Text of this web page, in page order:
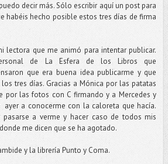
decir más. Sólo escribir aquí un post para
habéis hecho posible estos tres días de firma
lectora que me animó para intentar publicar.
de La Esfera de los Libros que
que era buena idea publicarme y que
tres días. Gracias a Mónica por las patatas
por las fotos con C firmando y a Mercedes y
a conocerme con la caloreta que hacía.
a verme y hacer caso de todos mis
me dicen que se ha agotado.
y la librería Punto y Coma.